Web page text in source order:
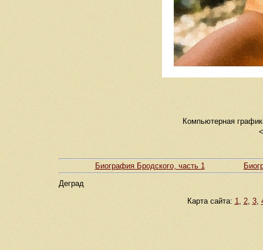
Компьютерная
Биография Бродского, часть 1
Деград
Карта сайта: 1, 2, 3,